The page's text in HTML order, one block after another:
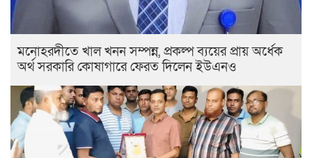
মনোহরদীতে খাল খনন সম্পন্ন, প্রকল্প ব্যয়ের প্রায় অর্ধেক
অর্থ সরকারি কোষাগারে ফেরত দিলেন ইউএনও